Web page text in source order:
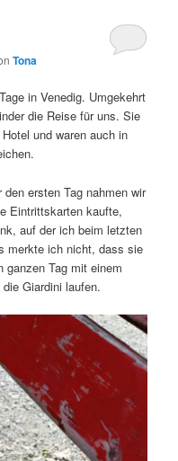
Tona
in Venedig. Umgekehrt
die Reise für uns. Sie
und waren auch in
ersten Tag nahmen wir
Eintrittskarten kaufte,
auf der ich beim letzten
merkte ich nicht, dass sie
ganzen Tag mit einem
Giardini laufen.